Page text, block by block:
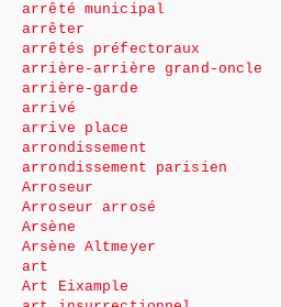
arrêté municipal
arrêter
arrêtés préfectoraux
arrière-arrière grand-oncle
arrière-garde
arrivé
arrive place
arrondissement
arrondissement parisien
Arroseur
Arroseur arrosé
Arsène
Arsène Altmeyer
art
Art Eixample